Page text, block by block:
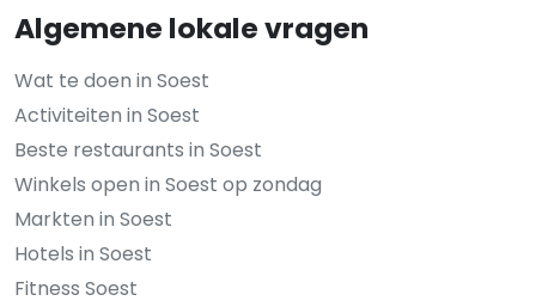
Algemene lokale vragen
Wat te doen in Soest
Activiteiten in Soest
Beste restaurants in Soest
Winkels open in Soest op zondag
Markten in Soest
Hotels in Soest
Fitness Soest